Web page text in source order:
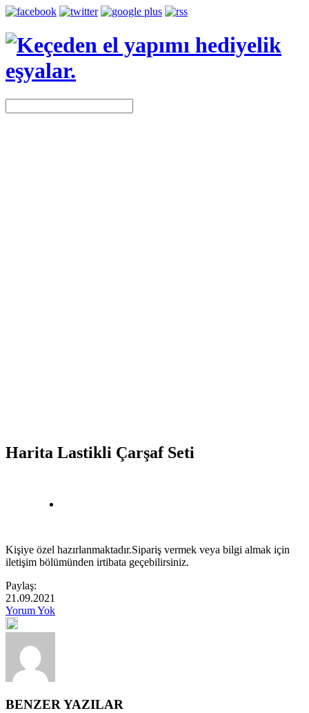
Harita Lastikli Çarşaf Seti
Kişiye özel hazırlanmaktadır.Sipariş vermek veya bilgi almak için
iletişim bölümünden irtibata geçebilirsiniz.
Paylaş:
21.09.2021
Yorum Yok
BENZER YAZILAR